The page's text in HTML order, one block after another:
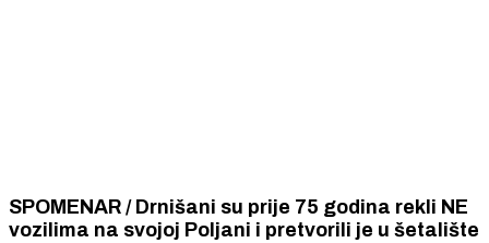
SPOMENAR / Drnišani su prije 75 godina rekli NE
vozilima na svojoj Poljani i pretvorili je u šetalište